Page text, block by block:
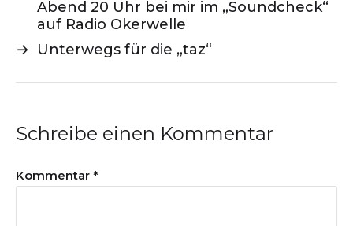
Abend 20 Uhr bei mir im „Soundcheck“
auf Radio Okerwelle
→ Unterwegs für die „taz“
Schreibe einen Kommentar
Kommentar *